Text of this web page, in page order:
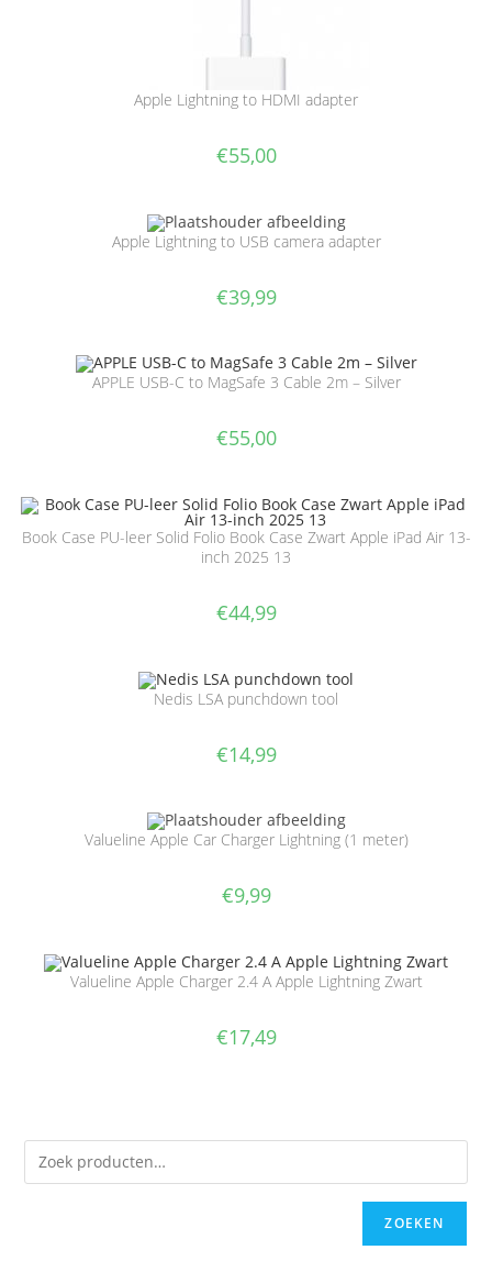
Apple Lightning to HDMI adapter
€55,00
Apple Lightning to USB camera adapter
€39,99
APPLE USB-C to MagSafe 3 Cable 2m – Silver
€55,00
Book Case PU-leer Solid Folio Book Case Zwart Apple iPad Air 13-
inch 2025 13
€44,99
Nedis LSA punchdown tool
€14,99
Valueline Apple Car Charger Lightning (1 meter)
€9,99
Valueline Apple Charger 2.4 A Apple Lightning Zwart
€17,49
ZOEKEN